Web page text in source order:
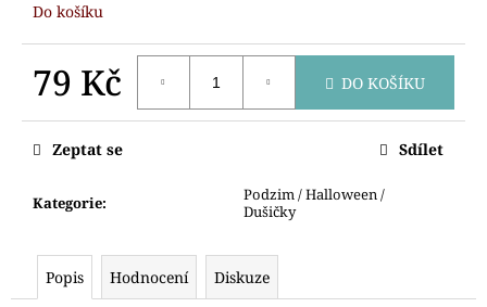
Do košíku
79 Kč DO KOŠÍKU
Kategorie:
Podzim / Halloween /
Dušičky
Zeptat se Sdílet
Popis Hodnocení Diskuze
o
r
u
u
e
VYKRAJOVÁTKO
NETOPÝR